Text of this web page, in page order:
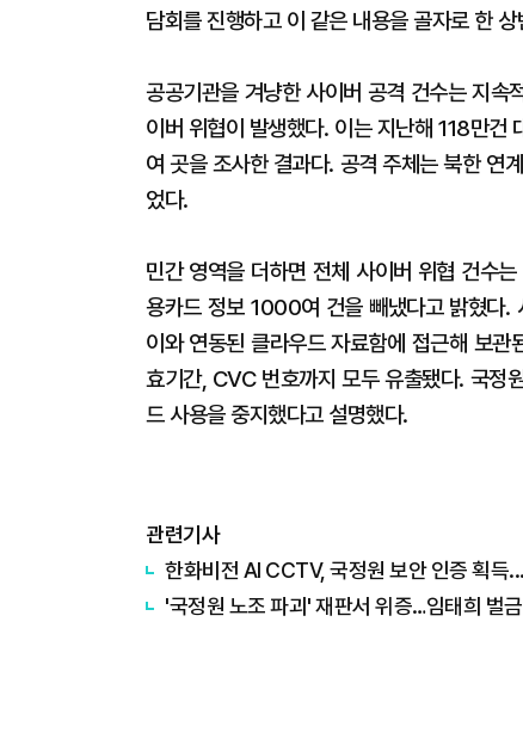
담회를 진행하고 이 같은 내용을 골자로 한
공공기관을 겨냥한 사이버 공격 건수는 지
이버 위협이 발생했다. 이는 지난해 118만건
여 곳을 조사한 결과다. 공격 주체는 북한 연
었다.
민간 영역을 더하면 전체 사이버 위협 건수
용카드 정보 1000여 건을 빼냈다고 밝혔다.
이와 연동된 클라우드 자료함에 접근해 보
효기간, CVC 번호까지 모두 유출됐다. 국정
드 사용을 중지했다고 설명했다.
관련기사
한화비전 AI CCTV, 국정원 보안 인증 획득
'국정원 노조 파괴' 재판서 위증…임태희 벌